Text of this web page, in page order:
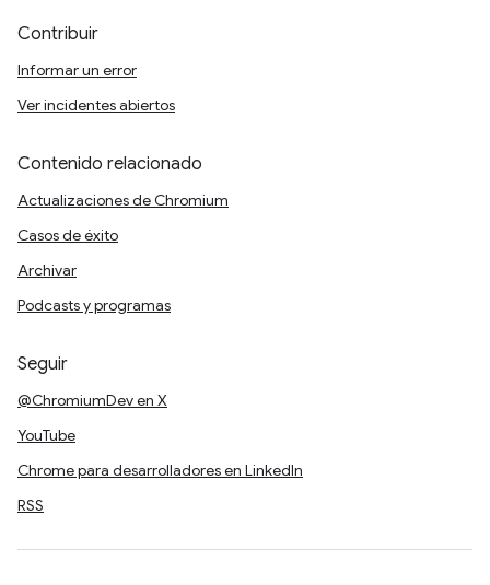
Contribuir
Informar un error
Ver incidentes abiertos
Contenido relacionado
Actualizaciones de Chromium
Casos de éxito
Archivar
Podcasts y programas
Seguir
@ChromiumDev en X
YouTube
Chrome para desarrolladores en LinkedIn
RSS